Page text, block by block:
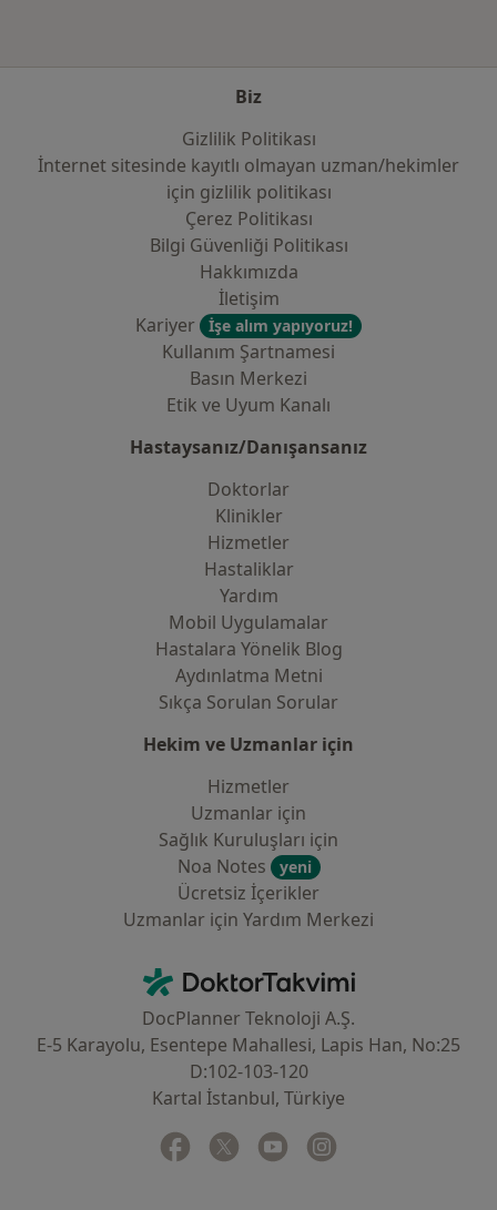
Biz
Gizlilik Politikası
İnternet sitesinde kayıtlı olmayan uzman/hekimler
i̇çin gizlilik politikası
Çerez Politikası
Bilgi Güvenliği Politikası
Hakkımızda
İletişim
Kariyer
İşe alım yapıyoruz!
Kullanım Şartnamesi
Basın Merkezi
Etik ve Uyum Kanalı
Hastaysanız/Danışansanız
Doktorlar
Klinikler
Hizmetler
Hastaliklar
Yardım
Mobil Uygulamalar
Hastalara Yönelik Blog
Aydınlatma Metni
Sıkça Sorulan Sorular
Hekim ve Uzmanlar için
Hizmetler
Uzmanlar için
Sağlık Kuruluşları için
Noa Notes
yeni
Ücretsiz İçerikler
Uzmanlar için Yardım Merkezi
DoktorTakvimi - Ana Sayfa
DocPlanner Teknoloji A.Ş.
E-5 Karayolu, Esentepe Mahallesi, Lapis Han, No:25
D:102-103-120
Kartal İstanbul, Türkiye
Facebook
yeni bir sekmede açılır
Twitter
yeni bir sekmede açılır
Youtube
yeni bir sekmede açılır